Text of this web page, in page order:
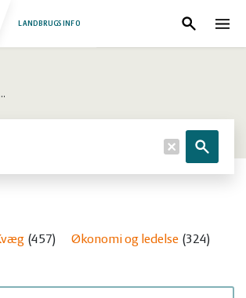
LANDBRUGSINFO Søg
Søg
457 Økonomi og ledelse 324